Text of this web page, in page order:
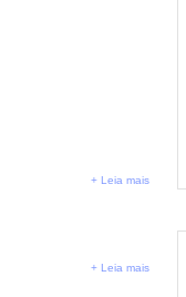
+ Leia mais
+ Leia mais